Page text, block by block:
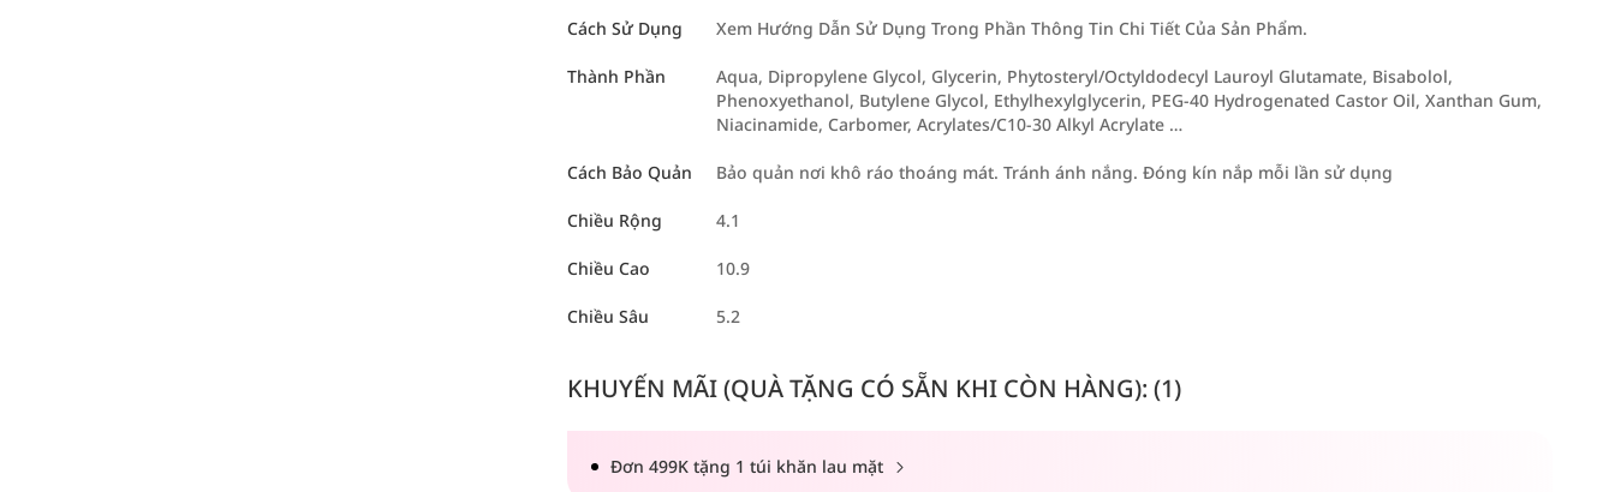
Cách Sử Dụng Xem Hướng Dẫn Sử Dụng Trong Phần Thông Tin Chi Tiết Của Sản Phẩm.
Thành Phần
Aqua, Dipropylene Glycol, Glycerin, Phytosteryl/Octyldodecyl Lauroyl Glutamate, Bisabolol,
Phenoxyethanol, Butylene Glycol, Ethylhexylglycerin, PEG-40 Hydrogenated Castor Oil, Xanthan Gum,
Niacinamide, Carbomer, Acrylates/C10-30 Alkyl Acrylate …
Cách Bảo Quản Bảo quản nơi khô ráo thoáng mát. Tránh ánh nắng. Đóng kín nắp mỗi lần sử dụng
Chiều Rộng 4.1
Chiều Cao 10.9
Chiều Sâu 5.2
KHUYẾN MÃI (QUÀ TẶNG CÓ SẴN KHI CÒN HÀNG): (1)
Đơn 499K tặng 1 túi khăn lau mặt